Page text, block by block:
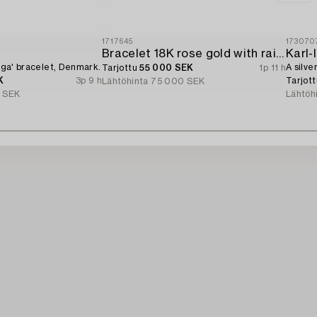
bracelet, Denmark.
3p 9 h
1717645
Bracelet 18K rose gold with rainbow-coloured sapphires and brilliant-cut diamonds.
Tarjottu55 000 SEK
1p 11 h
Lähtöhinta 75 000 SEK
Karl-
A